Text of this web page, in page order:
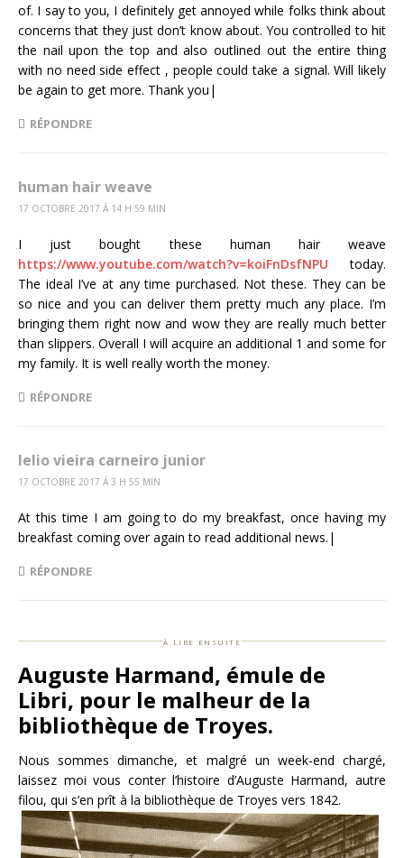
of. I say to you, I definitely get annoyed while folks think about
concerns that they just don’t know about. You controlled to hit
the nail upon the top and also outlined out the entire thing
with no need side effect , people could take a signal. Will likely
be again to get more. Thank you|
RÉPONDRE
human hair weave
17 OCTOBRE 2017 Á 14 H 59 MIN
I just bought these human hair weave
https://www.youtube.com/watch?v=koiFnDsfNPU today.
The ideal I’ve at any time purchased. Not these. They can be
so nice and you can deliver them pretty much any place. I’m
bringing them right now and wow they are really much better
than slippers. Overall I will acquire an additional 1 and some for
my family. It is well really worth the money.
RÉPONDRE
lelio vieira carneiro junior
17 OCTOBRE 2017 Á 3 H 55 MIN
At this time I am going to do my breakfast, once having my
breakfast coming over again to read additional news.|
RÉPONDRE
à lire ensuite
Auguste Harmand, émule de
Libri, pour le malheur de la
bibliothèque de Troyes.
Nous sommes dimanche, et malgré un week-end chargé,
laissez moi vous conter l’histoire d’Auguste Harmand, autre
filou, qui s’en prît à la bibliothèque de Troyes vers 1842.